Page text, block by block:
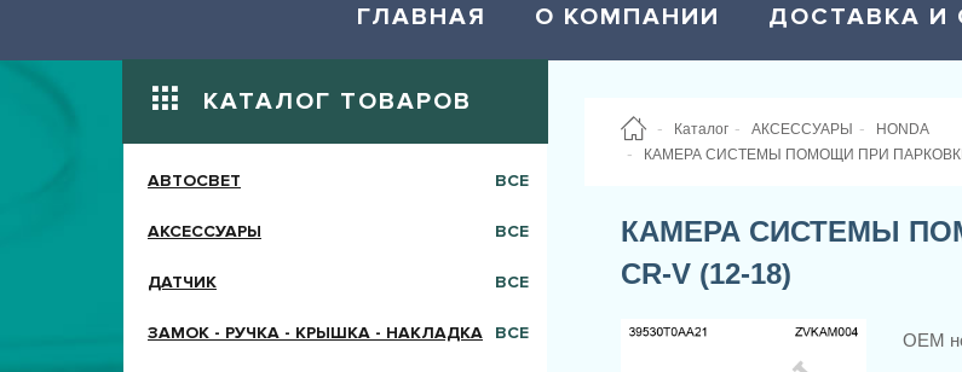
ГЛАВНАЯ О КОМПАНИИ ДОСТАВКА И
КАТАЛОГ ТОВАРОВ
ВСЕ
АВТОСВЕТ
ВСЕ
АКСЕССУАРЫ
ВСЕ
ДАТЧИК
ВСЕ
ЗАМОК - РУЧКА - КРЫШКА - НАКЛАДКА
Каталог АКСЕССУАРЫ
HONDA
КАМЕРА СИСТЕМЫ ПОМОЩИ ПРИ ПАРКОВКЕ
КАМЕРА СИСТЕМЫ
CR-V (12-18)
OEM